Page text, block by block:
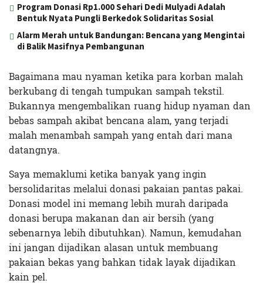
Program Donasi Rp1.000 Sehari Dedi Mulyadi Adalah
Bentuk Nyata Pungli Berkedok Solidaritas Sosial
Alarm Merah untuk Bandungan: Bencana yang Mengintai
di Balik Masifnya Pembangunan
Bagaimana mau nyaman ketika para korban malah
berkubang di tengah tumpukan sampah tekstil.
Bukannya mengembalikan ruang hidup nyaman dan
bebas sampah akibat bencana alam, yang terjadi
malah menambah sampah yang entah dari mana
datangnya.
Saya memaklumi ketika banyak yang ingin
bersolidaritas melalui donasi pakaian pantas pakai.
Donasi model ini memang lebih murah daripada
donasi berupa makanan dan air bersih (yang
sebenarnya lebih dibutuhkan). Namun, kemudahan
ini jangan dijadikan alasan untuk membuang
pakaian bekas yang bahkan tidak layak dijadikan
kain pel.